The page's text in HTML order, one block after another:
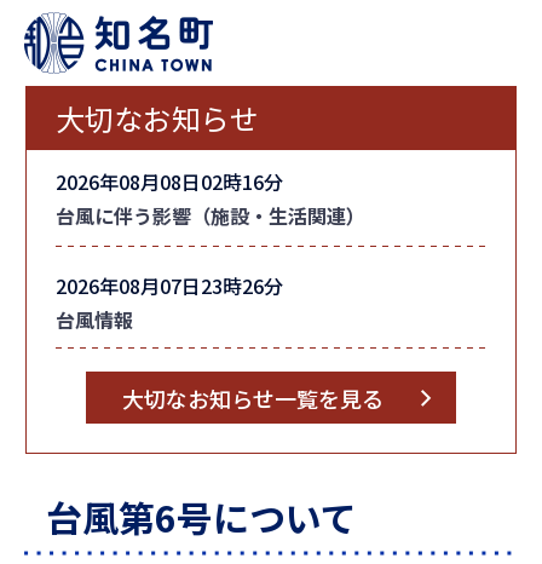
大切なお知らせ
2026年08月08日02時16分
台風に伴う影響（施設・生活関連）
2026年08月07日23時26分
台風情報
大切なお知らせ一覧を見る
台風第6号について